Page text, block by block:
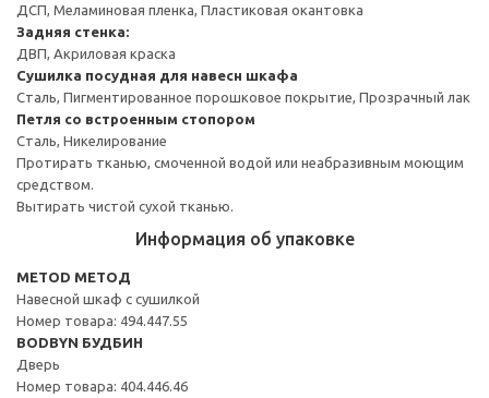
ДСП, Меламиновая пленка, Пластиковая окантовка
Задняя стенка:
ДВП, Акриловая краска
Сушилка посудная для навесн шкафа
Сталь, Пигментированное порошковое покрытие, Прозрачный лак
Петля со встроенным стопором
Сталь, Никелирование
Протирать тканью, смоченной водой или неабразивным моющим
средством.
Вытирать чистой сухой тканью.
Информация об упаковке
METOD МЕТОД
Навесной шкаф с сушилкой
Номер товара: 494.447.55
BODBYN БУДБИН
Дверь
Номер товара: 404.446.46